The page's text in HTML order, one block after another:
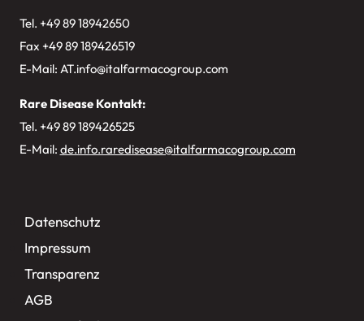
Tel. +4989 18942650
Fax +49 89 189426519
E-Mail: AT.info@italfarmacogroup.com
Rare Disease Kontakt:
Tel. +49 89 189426525
E-Mail: de.info.raredisease@italfarmacogroup.com
Datenschutz
Impressum
Transparenz
AGB